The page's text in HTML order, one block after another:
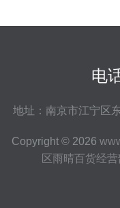
电
地址：南京市江宁区
Copyright © 2026
区雨晴百货经营